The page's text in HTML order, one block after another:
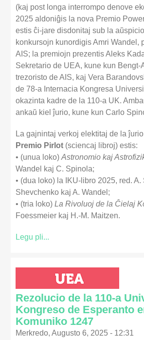
(kaj post longa interrompo denove
2025 aldoniĝis la nova Premio
estis ĉi-jare disdonitaj sub la
konkursojn kunordigis Amri Wandel,
AIS; la premiojn prezentis Aleks
Sekretario de UEA, kune kun Bengt-
trezoristo de AIS, kaj Vera
de 78-a Internacia Kongresa
okazinta kadre de la 110-a UK.
ankaŭ kiel ĵurio, kune kun Carlo
La gajnintaj verkoj elektitaj de la
Premio Pirlot (sciencaj libroj) estis:
• (unua loko)Astronomio kaj
Wandel kaj C. Spinola;
• (dua loko) la IKU-libro 2025, red. A.
Shevchenko kaj A. Wandel;
• (tria loko)La Rivoluoj de la Ĉielaj
Foessmeier kaj H.-M. Maitzen.
Legu pli...
Rezolucio de la 110-a
Kongreso de Esperanto
Komuniko 1247
Merkredo, Augusto 6, 2025 - 12:31